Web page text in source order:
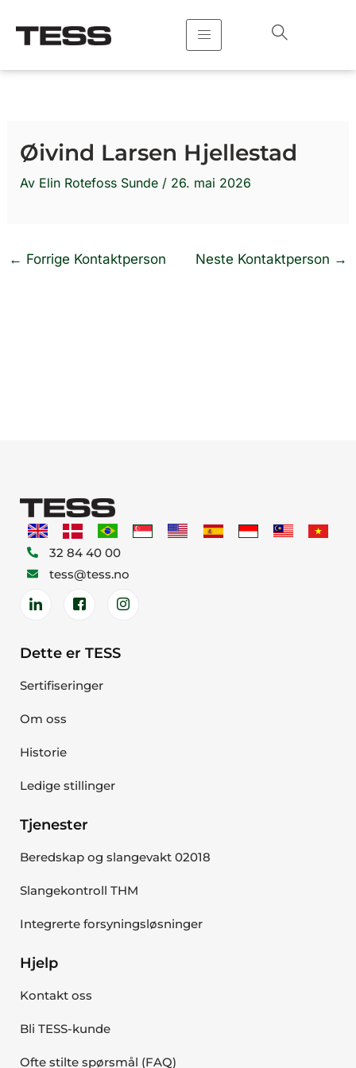
rett
Øivind Larsen Hjellestad
Av Elin Rotefoss Sunde / 26. mai 2026
← Forrige Kontaktperson Neste Kontaktperson →
32 84 40 00
tess@tess.no
Dette er TESS
Sertifiseringer
Om oss
Historie
Ledige stillinger
Tjenester
Beredskap og slangevakt 02018
Slangekontroll THM
Integrerte forsyningsløsninger
Hjelp
Kontakt oss
Bli TESS-kunde
Ofte stilte spørsmål (FAQ)